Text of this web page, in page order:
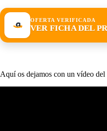
OFERTA VERIFICADA
VER FICHA DEL
Aquí os dejamos con un vídeo